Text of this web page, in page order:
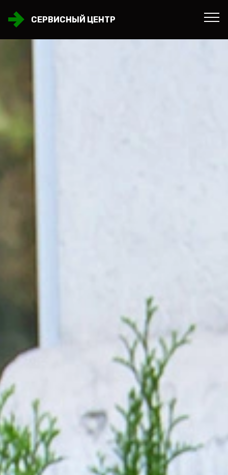
СЕРВИСНЫЙ ЦЕНТР